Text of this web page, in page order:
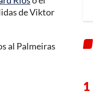
de Viktor
al Palmeiras